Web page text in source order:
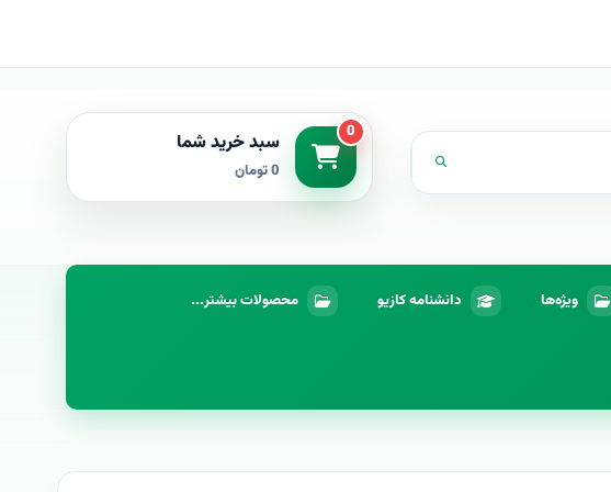
0 سبد خرید شما
0 تومان
ویژه‌ها دانشنامه کازیو محصولات بیشتر...